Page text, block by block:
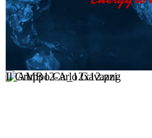
Il Gruppo Carlo Gavazzi